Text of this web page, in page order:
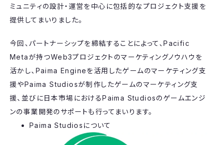
ミュニティの設計・運営を中心に包括的なプロジェクト支援を
提供してまいりました。
今回、パートナーシップを締結することによって、Pacific
Metaが持つWeb3プロジェクトのマーケティングノウハウを
活かし、Paima Engineを活用したゲームのマーケティング支
援やPaima Studiosが制作したゲームのマーケティング支
援、並びに日本市場におけるPaima Studiosのゲームエンジ
ンの事業開発のサポートも行ってまいります。
Paima Studiosについて